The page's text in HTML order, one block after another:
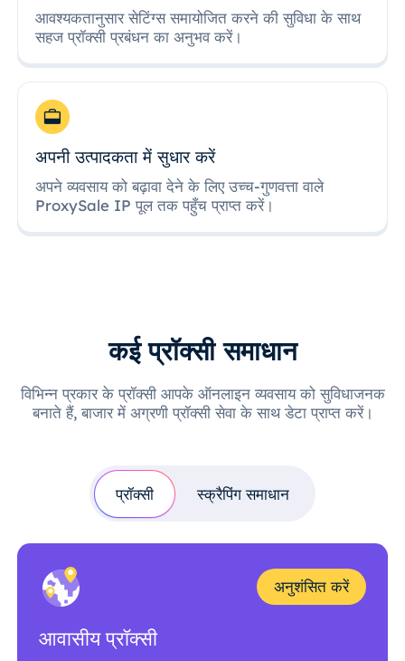
आवश्यकतानुसार सेटिंग्स समायोजित करने की सुविधा के साथ
सहज प्रॉक्सी प्रबंधन का अनुभव करें।
अपनी उत्पादकता में सुधार करें
अपने व्यवसाय को बढ़ावा देने के लिए उच्च-गुणवत्ता वाले
ProxySale IP पूल तक पहुँच प्राप्त करें।
कई प्रॉक्सी समाधान
विभिन्न प्रकार के प्रॉक्सी आपके ऑनलाइन व्यवसाय को सुविधाजनक
बनाते हैं, बाजार में अग्रणी प्रॉक्सी सेवा के साथ डेटा प्राप्त करें।
प्रॉक्सी स्क्रैपिंग समाधान
अनुशंसित करें
आवासीय प्रॉक्सी